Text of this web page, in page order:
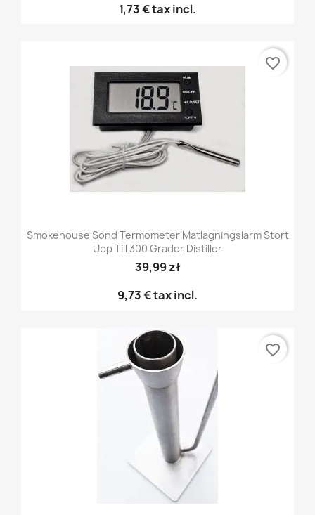
1,73 €tax incl.
Smokehouse Sond Termometer Matlagningslarm Stort
Upp Till 300 Grader Distiller
39,99 zł
9,73 €tax incl.
favorite_border
favorite_border